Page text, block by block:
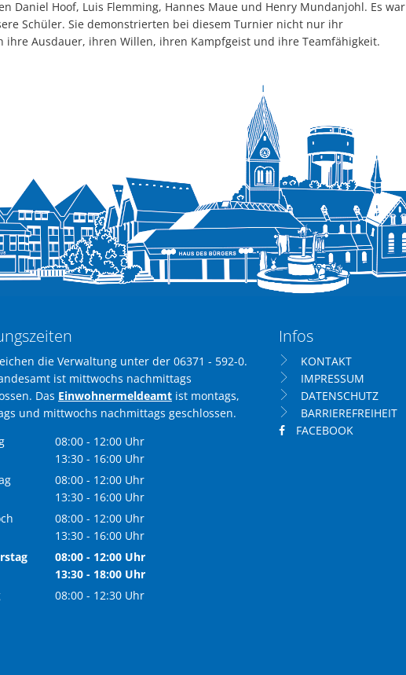
Daniel Hoof, Luis Flemming, Hannes Maue und Henry Mundanjohl. Es war
Schüler. Sie demonstrierten bei diesem Turnier nicht nur ihr
ihre Ausdauer, ihren Willen, ihren Kampfgeist und ihre Teamfähigkeit.
die Verwaltung unter der 06371 - 592-0.
ist mittwochs nachmittags
Das Einwohnermeldeamt ist montags,
und mittwochs nachmittags geschlossen.
08:00 - 12:00 Uhr
Von 08:00 bis 12:00 Uhr
13:30 - 16:00 Uhr
Von 13:30 bis 16:00 Uhr
08:00 - 12:00 Uhr
Von 08:00 bis 12:00 Uhr
13:30 - 16:00 Uhr
Von 13:30 bis 16:00 Uhr
08:00 - 12:00 Uhr
Von 08:00 bis 12:00 Uhr
13:30 - 16:00 Uhr
Von 13:30 bis 16:00 Uhr
08:00 - 12:00 Uhr
Von 08:00 bis 12:00 Uhr
13:30 - 18:00 Uhr
Von 13:30 bis 18:00 Uhr
08:00 - 12:30 Uhr
Infos
KONTAKT
IMPRESSUM
DATENSCHUTZ
BARRIEREFREIHEIT
FACEBOOK